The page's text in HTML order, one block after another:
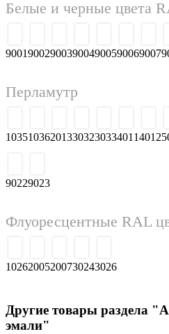
Белые и черные цвета
9001900290039004900590069007
Перламутр
1035103620133032303340114012
90229023
Флуоресцентные RAL
10262005200730243026
Другие товары раздела
эмали"